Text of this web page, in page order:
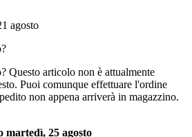
agosto
Questo articolo non è attualmente
Puoi comunque effettuare l'ordine
non appena arriverà in magazzino.
martedì, 25 agosto